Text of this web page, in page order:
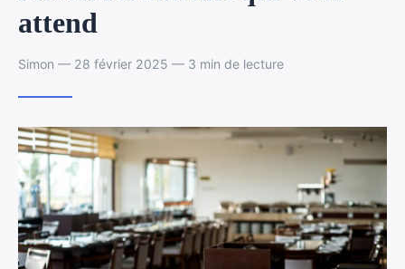
attend
Simon — 28 février 2025 — 3 min de lecture